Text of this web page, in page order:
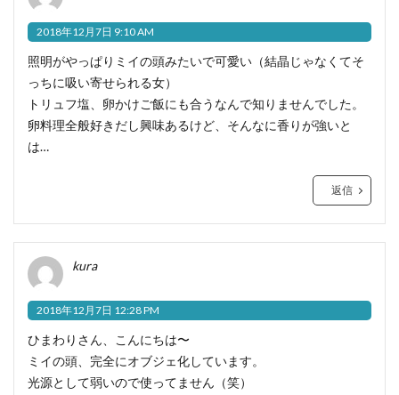
2018年12月7日 9:10 AM
照明がやっぱりミイの頭みたいで可愛い（結晶じゃなくてそ
っちに吸い寄せられる女）
トリュフ塩、卵かけご飯にも合うなんで知りませんでした。
卵料理全般好きだし興味あるけど、そんなに香りが強いと
は…
返信
kura
2018年12月7日 12:28 PM
ひまわりさん、こんにちは〜
ミイの頭、完全にオブジェ化しています。
光源として弱いので使ってません（笑）